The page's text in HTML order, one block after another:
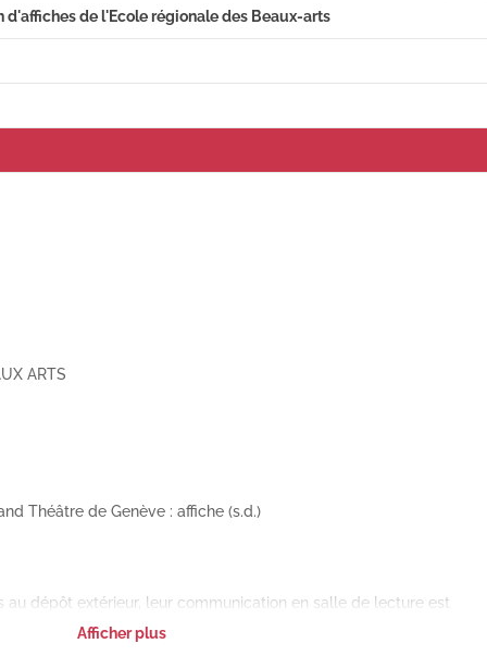
d'affiches de l'Ecole régionale des Beaux-arts
ARTS
Théâtre de Genève : affiche (s.d.)
au dépôt extérieur, leur communication en salle de lecture est
Afficher plus